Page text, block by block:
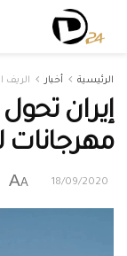
الرئيسية أخبار الريف
إيران
مهرجانات
18/09/2020
A
A